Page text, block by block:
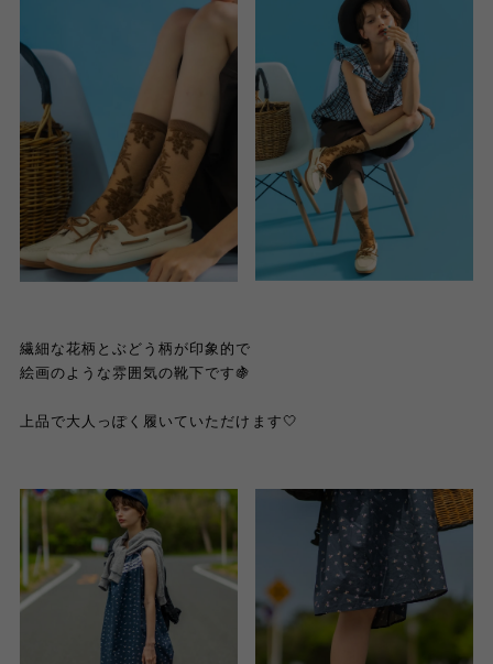
繊細な花柄とぶどう柄が印象的で
絵画のような雰囲気の靴下です🍇
上品で大人っぽく履いていただけます🤍